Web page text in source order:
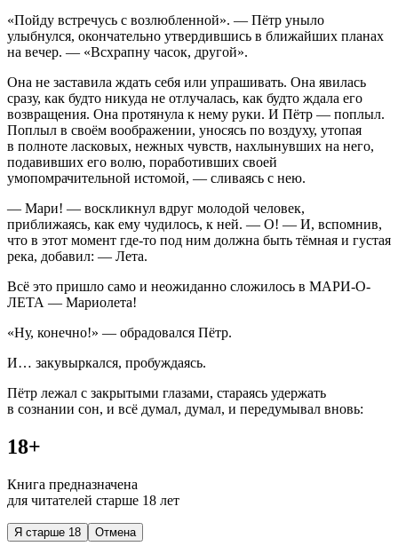
«Пойду встречусь с возлюбленной». — Пётр уныло
улыбнулся, окончательно утвердившись в ближайших планах
на вечер. — «Всхрапну часок, другой».
Она не заставила ждать себя или упрашивать. Она явилась
сразу, как будто никуда не отлучалась, как будто ждала его
возвращения. Она протянула к нему руки. И Пётр — поплыл.
Поплыл в своём воображении, уносясь по воздуху, утопая
в полноте ласковых, нежных чувств, нахлынувших на него,
подавивших его волю, поработивших своей
умопомрачительной истомой, — сливаясь с нею.
— Мари! — воскликнул вдруг молодой человек,
приближаясь, как ему чудилось, к ней. — О! — И, вспомнив,
что в этот момент где-то под ним должна быть тёмная и густая
река, добавил: — Лета.
Всё это пришло само и неожиданно сложилось в МАРИ-О-
ЛЕТА — Мариолета!
«Ну, конечно!» — обрадовался Пётр.
И… закувыркался, пробуждаясь.
Пётр лежал с закрытыми глазами, стараясь удержать
в сознании сон, и всё думал, думал, и передумывал вновь:
18+
Книга предназначена
для читателей старше 18 лет
Я старше 18 Отмена